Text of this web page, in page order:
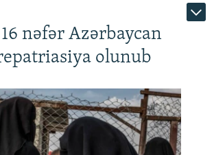
nəfər Azərbaycan
olunub